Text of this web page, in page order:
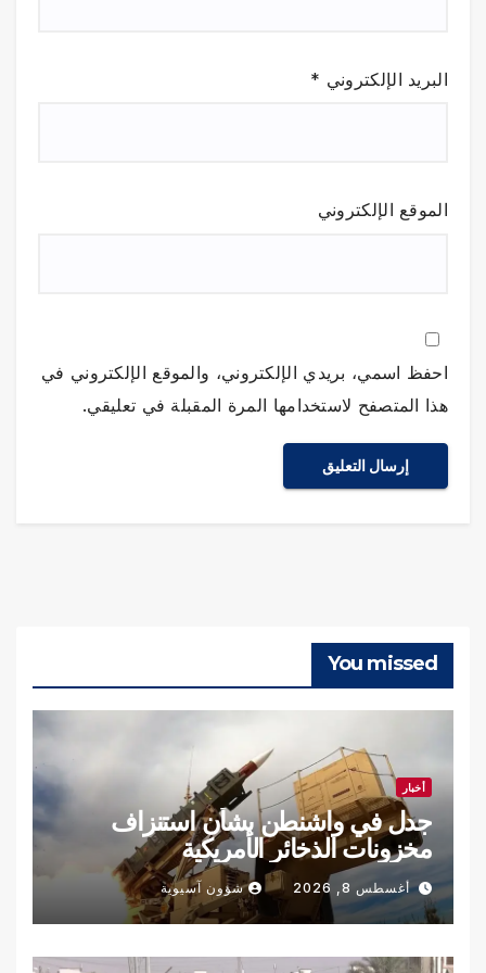
البريد الإلكتروني *
الموقع الإلكتروني
احفظ اسمي، بريدي الإلكتروني، والموقع الإلكتروني في
هذا المتصفح لاستخدامها المرة المقبلة في تعليقي.
You missed
أخبار
جدل في واشنطن بشأن استنزاف
مخزونات الذخائر الأمريكية
أغسطس 8, 2026 شؤون آسيوية